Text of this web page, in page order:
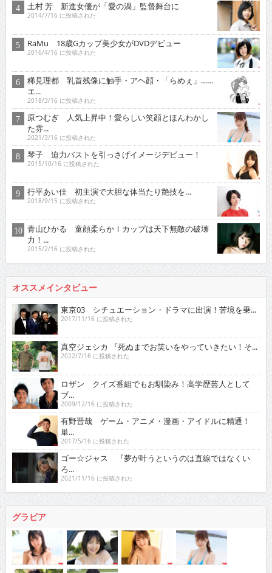
土村 芳 新進女優が「愛の渦」監督舞台に
2014/7/16 に投稿された
RaMu 18歳Gカップ美少女がDVDデビュー
2016/4/16 に投稿された
稀見理都 乳首残像に触手・アヘ顔・「らめぇ」……
エ...
2018/3/16 に投稿された
原つむぎ 人気上昇中！愛らしい笑顔とほんわかし
た雰...
2021/3/16 に投稿された
琴子 迫力バストを引っさげイメージデビュー！
2015/10/16 に投稿された
行平あい佳 初主演で大胆な体当たり艶技を…
2018/9/15 に投稿された
青山ひかる 童顔柔らかＩカップは天下無敵の破壊
力！...
2015/2/16 に投稿された
オススメインタビュー
東京03 シチュエーション・ドラマに出演！苦境を乗...
2017/11/16 に投稿された
真空ジェシカ 『死ぬまでお笑いをやっていきたい！そ...
2022/7/16 に投稿された
ロザン クイズ番組でもお馴染み！高学歴芸人として
ブ...
2009/12/16 に投稿された
有野晋哉 ゲーム・アニメ・漫画・アイドルに精通！
単...
2017/5/16 に投稿された
ゴー☆ジャス 『夢が叶うというのは直線ではなくい
ろ...
2021/11/16 に投稿された
グラビア